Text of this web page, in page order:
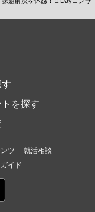
を探す
ツ
就活相談
イド